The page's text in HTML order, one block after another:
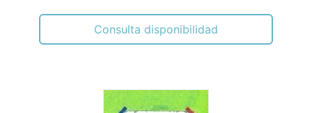
Consulta disponibilidad